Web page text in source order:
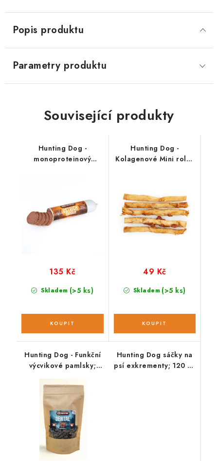
Popis produktu
Parametry produktu
Související produkty
Hunting Dog -
monoproteinový
Skladem (>5 ks)
135 Kč
Hunting Dog -
Kolagenové Mini rolky
Skladem (>5 ks)
49 Kč
Hunting Dog - Funkční
výcvikové pamlsky;
Hunting Dog sáčky na
psí exkrementy; 120 ks